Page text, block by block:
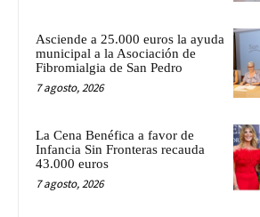
Asciende a 25.000 euros la ayuda
municipal a la Asociación de
Fibromialgia de San Pedro
7 agosto, 2026
La Cena Benéfica a favor de
Infancia Sin Fronteras recauda
43.000 euros
7 agosto, 2026